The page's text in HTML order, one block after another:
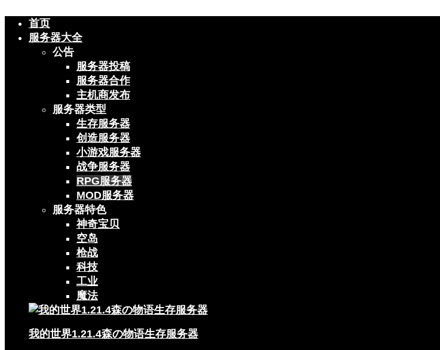
首页
服务器大全
公告
服务器投稿
服务器合作
主机商发布
服务器类型
生存服务器
创造服务器
小游戏服务器
战争服务器
RPG服务器
MOD服务器
服务器特色
神奇宝贝
空岛
枪战
科技
工业
魔法
我的世界1.21.4森の物语生存服务器